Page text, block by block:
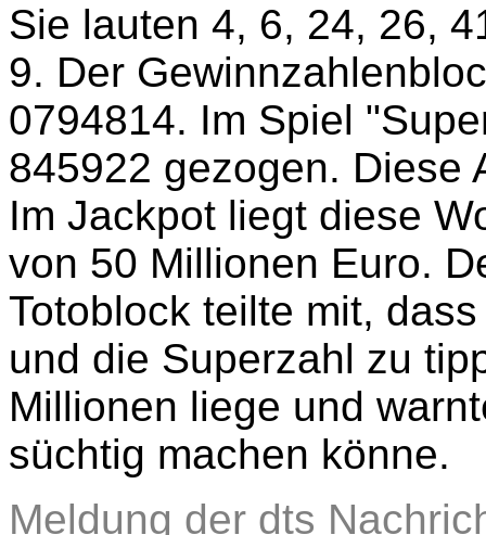
Sie lauten 4, 6, 24, 26,
9. Der
0794814. Im Spiel
845922 gezogen. Diese
Im Jackpot liegt diese
von 50 Millionen Euro.
Totoblock teilte mit,
und die Superzahl zu
Millionen liege und
süchtig machen könne.
Meldung der dts